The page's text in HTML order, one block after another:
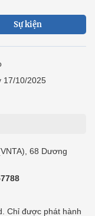
Sự kiện
17/10/2025
68 Dương
Chỉ được phát hành